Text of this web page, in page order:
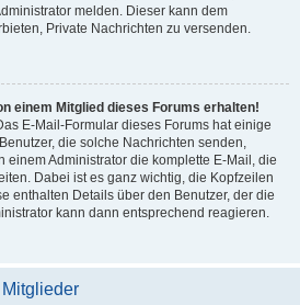
melden. Dieser kann dem
Private Nachrichten zu versenden.
einem Mitglied dieses Forums erhalten!
E-Mail-Formular dieses Forums hat einige
die solche Nachrichten senden,
einem Administrator die komplette E-Mail, die
Dabei ist es ganz wichtig, die Kopfzeilen
enthalten Details über den Benutzer, der die
kann dann entsprechend reagieren.